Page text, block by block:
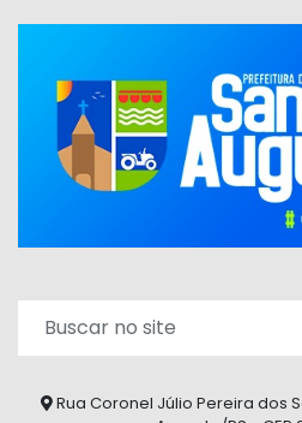
Rua Coronel Júlio Pereira dos